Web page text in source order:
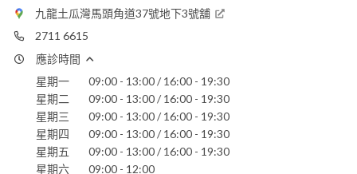
仁安醫院
九龍土瓜灣馬頭角道37號地下3號舖
2711 6615
應診時間
星期一
09:00 - 13:00 / 16:00 - 19:30
星期二
09:00 - 13:00 / 16:00 - 19:30
星期三
09:00 - 13:00 / 16:00 - 19:30
星期四
09:00 - 13:00 / 16:00 - 19:30
星期五
09:00 - 13:00 / 16:00 - 19:30
星期六
09:00 - 12:00